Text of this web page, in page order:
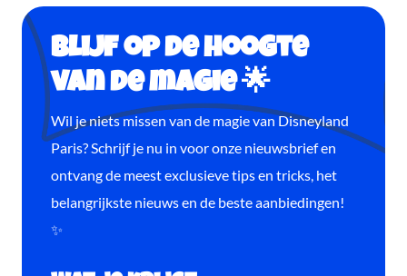
Blijf op de hoogte
van de magie 🌟
Wil je niets missen van de magie van Disneyland
Paris? Schrijf je nu in voor onze nieuwsbrief en
ontvang de meest exclusieve tips en tricks, het
belangrijkste nieuws en de beste aanbiedingen!
✨